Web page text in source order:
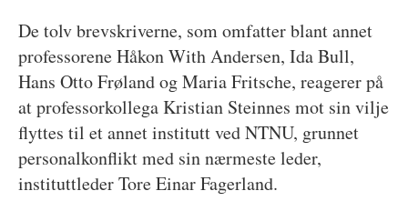
De tolv brevskriverne, som omfatter blant annet
professorene Håkon With Andersen, Ida Bull,
Hans Otto Frøland og Maria Fritsche, reagerer på
at professorkollega Kristian Steinnes mot sin vilje
flyttes til et annet institutt ved NTNU, grunnet
personalkonflikt med sin nærmeste leder,
instituttleder Tore Einar Fagerland.